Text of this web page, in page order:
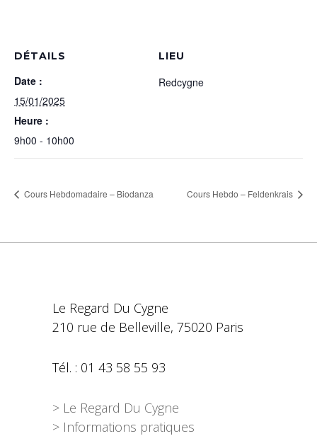
DÉTAILS
Date :
15/01/2025
Heure :
9h00 - 10h00
LIEU
Redcygne
Cours Hebdomadaire – Biodanza Cours Hebdo – Feldenkrais
Le Regard Du Cygne
210 rue de Belleville, 75020 Paris
Tél. : 01 43 58 55 93
> Le Regard Du Cygne
> Informations pratiques